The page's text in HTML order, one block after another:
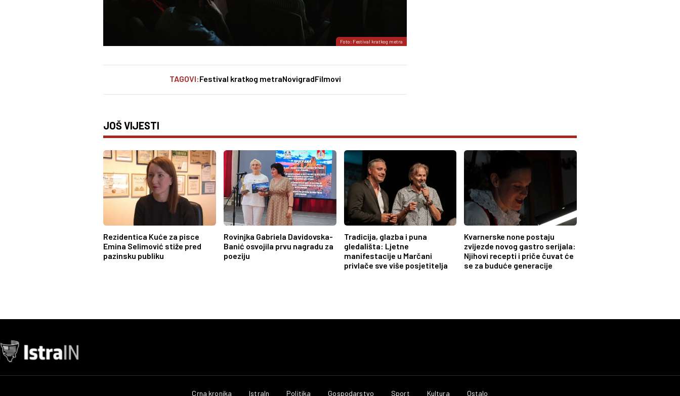
Foto: Festival kratkog metra
TAGOVI:Festival kratkog metraNovigradFilmovi
JOŠ VIJESTI
Rezidentica Kuće za pisce
Emina Selimović stiže pred
pazinsku publiku
Rovinjka Gabriela Davidovska-
Banić osvojila prvu nagradu za
poeziju
Tradicija, glazba i puna
gledališta: Ljetne
manifestacije u Marčani
privlače sve više posjetitelja
Kvarnerske none postaju
zvijezde novog gastro serijala:
Njihovi recepti i priče čuvat će
se za buduće generacije
Crna kronika IstraIn Politika Gospodarstvo Sport Kultura Ostalo